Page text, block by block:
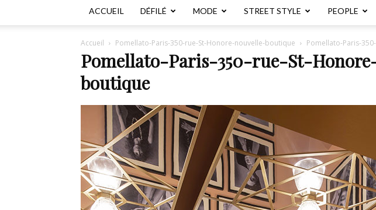
ACCUEIL DÉFILÉ MODE STREET STYLE PEOPLE
Accueil Pomellato-Paris-350-rue-St-Honore-nouvelle-boutique Pomellato-Paris-
Pomellato-Paris-350-rue-St-
boutique